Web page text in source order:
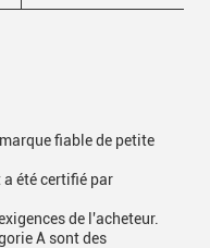
fiable de petite
a été certifié par
de l'acheteur.
A sont des